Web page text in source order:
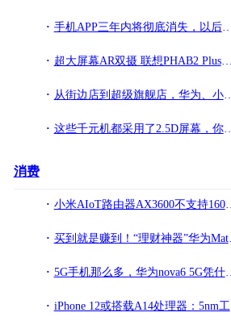
手机APP三年内将彻底消失，以后全靠H5了!
超大屏幕AR双摄 联想PHAB2 Plus手机全评测!
从街边店到超级旗舰店，华为、小米等国产手机渠道升级图鉴!
这些千元机都采用了2.5D屏幕，你的手机上榜了吗？!
消费
小米AIoT路由器AX3600不支持160MHz通道？
买到就是赚到！“理财神器”华为Mate Xs今天开始预约
5G手机那么多，华为nova6 5G凭什么脱颖而出？
iPhone 12或搭载A14处理器：5nm工艺支持5G售价再涨